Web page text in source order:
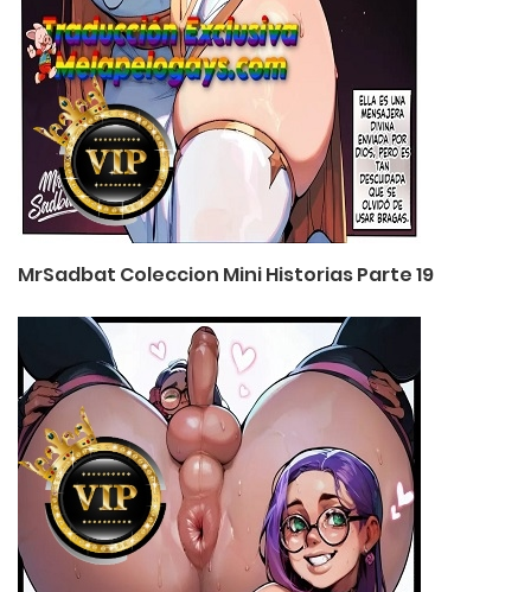
MrSadbat Coleccion Mini Historias Parte 19